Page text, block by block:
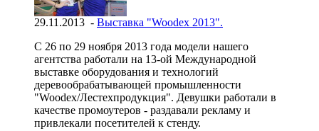
29.11.2013 - Выставка "Woodex 2013".
С 26 по 29 ноября 2013 года модели нашего
агентства работали на 13-ой Международной
выставке оборудования и технологий
деревообрабатывающей промышленности
"Woodex/Лестехпродукция". Девушки работали в
качестве промоутеров - раздавали рекламу и
привлекали посетителей к стенду.